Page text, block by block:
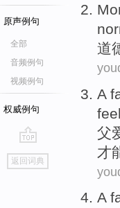
原声例句
全部
音频例句
视频例句
权威例句
go
top
返回词典
道
A
父
才
A